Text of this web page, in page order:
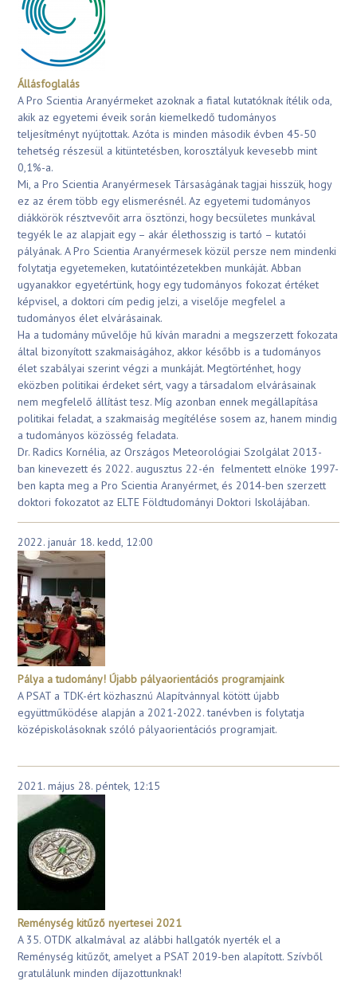
Állásfoglalás
A Pro Scientia Aranyérmeket azoknak a fiatal kutatóknak ítélik oda,
akik az egyetemi éveik során kiemelkedő tudományos
teljesítményt nyújtottak. Azóta is minden második évben 45-50
tehetség részesül a kitüntetésben, korosztályuk kevesebb mint
0,1%-a.
Mi, a Pro Scientia Aranyérmesek Társaságának tagjai hisszük, hogy
ez az érem több egy elismerésnél. Az egyetemi tudományos
diákkörök résztvevőit arra ösztönzi, hogy becsületes munkával
tegyék le az alapjait egy – akár élethosszig is tartó – kutatói
pályának. A Pro Scientia Aranyérmesek közül persze nem mindenki
folytatja egyetemeken, kutatóintézetekben munkáját. Abban
ugyanakkor egyetértünk, hogy egy tudományos fokozat értéket
képvisel, a doktori cím pedig jelzi, a viselője megfelel a
tudományos élet elvárásainak.
Ha a tudomány művelője hű kíván maradni a megszerzett fokozata
által bizonyított szakmaiságához, akkor később is a tudományos
élet szabályai szerint végzi a munkáját. Megtörténhet, hogy
eközben politikai érdeket sért, vagy a társadalom elvárásainak
nem megfelelő állítást tesz. Míg azonban ennek megállapítása
politikai feladat, a szakmaiság megítélése sosem az, hanem mindig
a tudományos közösség feladata.
Dr. Radics Kornélia, az Országos Meteorológiai Szolgálat 2013-
ban kinevezett és 2022. augusztus 22-én felmentett elnöke 1997-
ben kapta meg a Pro Scientia Aranyérmet, és 2014-ben szerzett
doktori fokozatot az ELTE Földtudományi Doktori Iskolájában.
2022. január 18. kedd, 12:00
Pálya a tudomány! Újabb pályaorientációs programjaink
A PSAT a TDK-ért közhasznú Alapítvánnyal kötött újabb
együttműködése alapján a 2021-2022. tanévben is folytatja
középiskolásoknak szóló pályaorientációs programjait.
2021. május 28. péntek, 12:15
Reménység kitűző nyertesei 2021
A 35. OTDK alkalmával az alábbi hallgatók nyerték el a
Reménység kitűzőt, amelyet a PSAT 2019-ben alapított. Szívből
gratulálunk minden díjazottunknak!